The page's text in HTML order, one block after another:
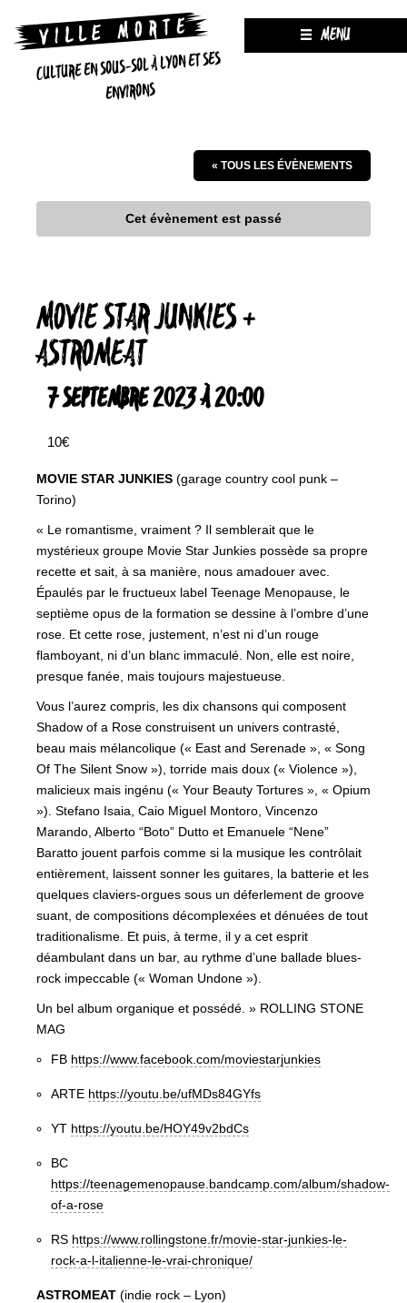
CULTURE EN SOUS-SOL À LYON ET SES
ENVIRONS
MENU
« TOUS LES ÉVÈNEMENTS
Cet évènement est passé
MOVIE STAR JUNKIES +
ASTROMEAT
7 SEPTEMBRE 2023 À 20:00
10€
MOVIE STAR JUNKIES (garage country cool punk –
Torino)
« Le romantisme, vraiment ? Il semblerait que le
mystérieux groupe Movie Star Junkies possède sa propre
recette et sait, à sa manière, nous amadouer avec.
Épaulés par le fructueux label Teenage Menopause, le
septième opus de la formation se dessine à l’ombre d’une
rose. Et cette rose, justement, n’est ni d’un rouge
flamboyant, ni d’un blanc immaculé. Non, elle est noire,
presque fanée, mais toujours majestueuse.
Vous l’aurez compris, les dix chansons qui composent
Shadow of a Rose construisent un univers contrasté,
beau mais mélancolique (« East and Serenade », « Song
Of The Silent Snow »), torride mais doux (« Violence »),
malicieux mais ingénu (« Your Beauty Tortures », « Opium
»). Stefano Isaia, Caio Miguel Montoro, Vincenzo
Marando, Alberto “Boto” Dutto et Emanuele “Nene”
Baratto jouent parfois comme si la musique les contrôlait
entièrement, laissent sonner les guitares, la batterie et les
quelques claviers-orgues sous un déferlement de groove
suant, de compositions décomplexées et dénuées de tout
traditionalisme. Et puis, à terme, il y a cet esprit
déambulant dans un bar, au rythme d’une ballade blues-
rock impeccable (« Woman Undone »).
Un bel album organique et possédé. » ROLLING STONE
MAG
FB https://www.facebook.com/moviestarjunkies
ARTE https://youtu.be/ufMDs84GYfs
YT https://youtu.be/HOY49v2bdCs
BC
https://teenagemenopause.bandcamp.com/album/shadow-
of-a-rose
RS https://www.rollingstone.fr/movie-star-junkies-le-
rock-a-l-italienne-le-vrai-chronique/
ASTROMEAT (indie rock – Lyon)